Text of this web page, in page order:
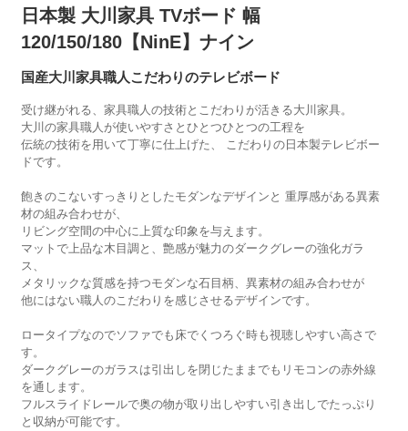
日本製 大川家具 TVボード 幅
120/150/180【NinE】ナイン
国産大川家具職人こだわりのテレビボード
受け継がれる、家具職人の技術とこだわりが活きる大川家具。
大川の家具職人が使いやすさとひとつひとつの工程を
伝統の技術を用いて丁寧に仕上げた、 こだわりの日本製テレビボー
ドです。
飽きのこないすっきりとしたモダンなデザインと 重厚感がある異素
材の組み合わせが、
リビング空間の中心に上質な印象を与えます。
マットで上品な木目調と、艶感が魅力のダークグレーの強化ガラ
ス、
メタリックな質感を持つモダンな石目柄、異素材の組み合わせが
他にはない職人のこだわりを感じさせるデザインです。
ロータイプなのでソファでも床でくつろぐ時も視聴しやすい高さで
す。
ダークグレーのガラスは引出しを閉じたままでもリモコンの赤外線
を通します。
フルスライドレールで奥の物が取り出しやすい引き出しでたっぷり
と収納が可能です。